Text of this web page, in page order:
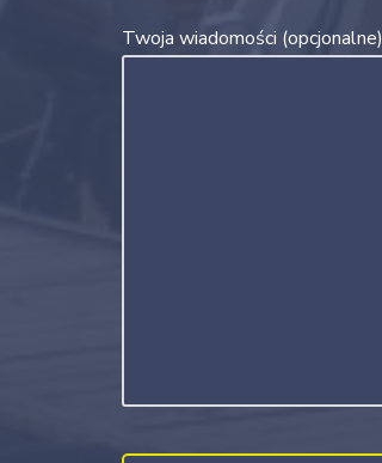
Twoja wiadomości (opcjonalne)